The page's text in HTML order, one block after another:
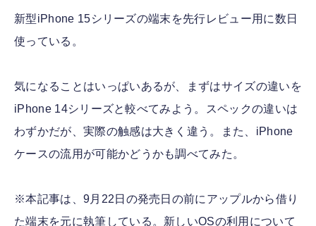
新型iPhone 15シリーズの端末を先行レビュー用に数日
使っている。
気になることはいっぱいあるが、まずはサイズの違いを
iPhone 14シリーズと較べてみよう。スペックの違いは
わずかだが、実際の触感は大きく違う。また、iPhone
ケースの流用が可能かどうかも調べてみた。
※本記事は、9月22日の発売日の前にアップルから借り
た端末を元に執筆している。新しいOSの利用について